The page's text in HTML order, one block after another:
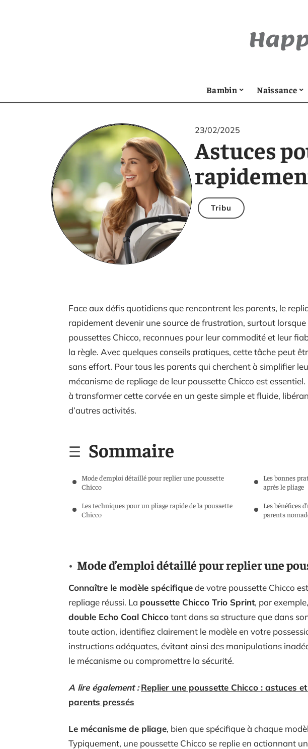
Bambin Naissance
23/02/2025
Astuces
Tribu
Face aux défis quotidiens que rencontrent les parents, le
rapidement devenir une source de frustration, surtout lorsque
poussettes Chicco, reconnues pour leur commodité et leur
la règle. Avec quelques conseils pratiques, cette tâche peut
sans effort. Pour tous les parents qui cherchent à simplifier
mécanisme de repliage de leur poussette Chicco est
à transformer cette corvée en un geste simple et fluide,
d’autres activités.
Sommaire
Mode d’emploi détaillé pour replier une poussette
Chicco
Les techniques pour un pliage rapide de la poussette
Chicco
Les bonnes
après le pliage
Les bénéfices
parents
Mode d’emploi détaillé pour replier une
Connaître le modèle spécifiquede votre poussette Chicco
repliage réussi. La poussette Chicco Trio Sprint, par
double Echo Coal Chiccotant dans sa structure que dans
toute action, identifiez clairement le modèle en votre
instructions adéquates, évitant ainsi des manipulations
le mécanisme ou compromettre la sécurité.
A lire également : Replier une poussette Chicco : astuces
parents pressés
Le mécanisme de pliage, bien que spécifique à chaque
Typiquement, une poussette Chicco se replie en actionnant